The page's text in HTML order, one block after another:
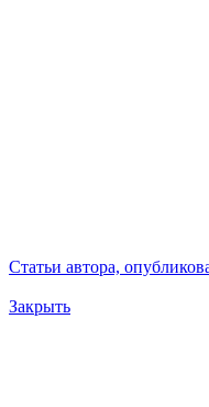
Статьи автора,
Закрыть